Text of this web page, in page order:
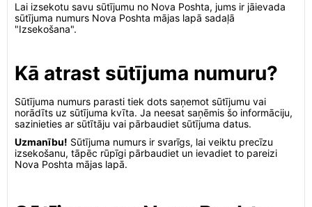
Lai izsekotu savu sūtījumu no Nova Poshta, jums ir jāievada
sūtījuma numurs Nova Poshta mājas lapā sadaļā
"Izsekošana".
Kā atrast sūtījuma numuru?
Sūtījuma numurs parasti tiek dots saņemot sūtījumu vai
norādīts uz sūtījuma kvīta. Ja neesat saņēmis šo informāciju,
sazinieties ar sūtītāju vai pārbaudiet sūtījuma datus.
Uzmanību! Sūtījuma numurs ir svarīgs, lai veiktu precīzu
izsekošanu, tāpēc rūpīgi pārbaudiet un ievadiet to pareizi
Nova Poshta mājas lapā.